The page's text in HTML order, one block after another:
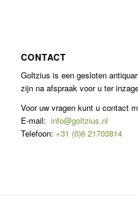
CONTACT
Goltzius is een gesloten
zijn na afspraak voor u ter
Voor uw vragen kunt u contact
E-mail: info@goltzius.nl
Telefoon: +31 (0)6 21703814